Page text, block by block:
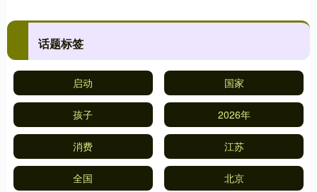
话题标签
启动 国家
孩子 2026年
消费 江苏
全国 北京